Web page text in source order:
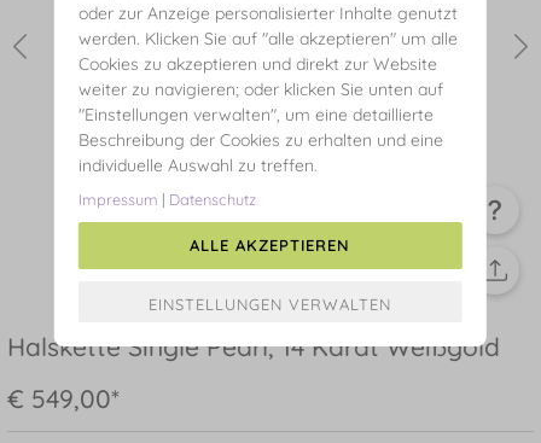
Halskette Single Pearl, 14 Karat Weißgold
€ 549,00*
oder zur Anzeige personalisierter Inhalte genutzt
werden. Klicken Sie auf "alle akzeptieren" um alle
Cookies zu akzeptieren und direkt zur Website
weiter zu navigieren; oder klicken Sie unten auf
"Einstellungen verwalten", um eine detaillierte
Beschreibung der Cookies zu erhalten und eine
individuelle Auswahl zu treffen.
Impressum | Datenschutz
ALLE AKZEPTIEREN